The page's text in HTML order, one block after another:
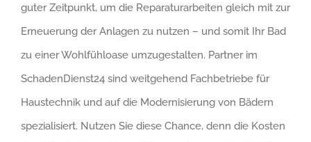
guter Zeitpunkt, um die Reparaturarbeiten gleich mit zur
Erneuerung der Anlagen zu nutzen – und somit Ihr Bad
zu einer Wohlfühloase umzugestalten. Partner im
SchadenDienst24 sind weitgehend Fachbetriebe für
Haustechnik und auf die Modernisierung von Bädern
spezialisiert. Nutzen Sie diese Chance, denn die Kosten